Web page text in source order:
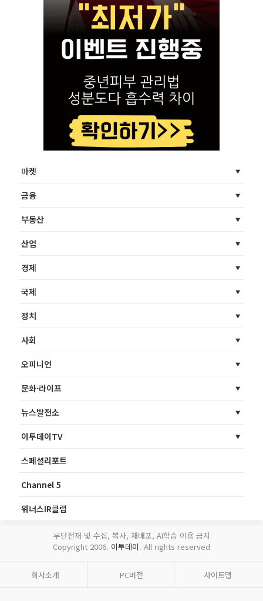
마켓
금융
부동산
산업
경제
국제
정치
사회
오피니언
문화·라이프
뉴스발전소
이투데이TV
스페셜리포트
Channel 5
위너스IR클럽
무단전재 및 수집, 복사, 재배포, AI학습 이용 금지
Copyright 2006. 이투데이. All rights reserved
회사소개 PC버전 사이트맵